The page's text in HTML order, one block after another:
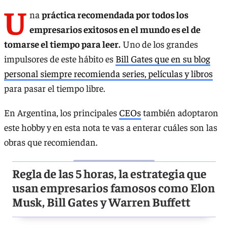
U na práctica recomendada por todos los
empresarios exitosos en el mundo es el de
tomarse el tiempo para leer.Uno de los grandes
impulsores de este hábito es Bill Gates que en su blog
personal siempre recomienda series, películas y libros
para pasar el tiempo libre.
En Argentina, los principalesCEOstambién adoptaron
este hobby y en esta nota te vas a enterar cuáles son las
obras que recomiendan.
Regla de las 5 horas, la estrategia que
usan empresarios famosos como Elon
Musk, Bill Gates y Warren Buffett